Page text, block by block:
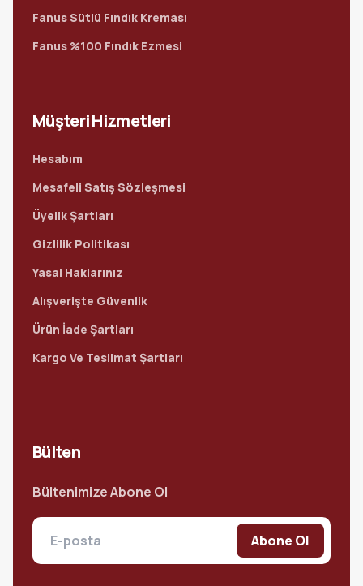
Fanus Sütlü Fındık Kreması
Fanus %100 Fındık Ezmesi
Müşteri Hizmetleri
Hesabım
Mesafeli Satış Sözleşmesi
Üyelik Şartları
Gizlilik Politikası
Yasal Haklarınız
Alışverişte Güvenlik
Ürün İade Şartları
Kargo Ve Teslimat Şartları
Bülten
Bültenimize Abone Ol
Abone Ol